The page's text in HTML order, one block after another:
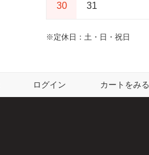
30 31
※定休日：土・日・祝日
ログイン カートをみる